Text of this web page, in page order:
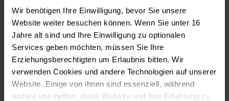
Wir benötigen Ihre Einwilligung, bevor Sie unsere
Website weiter besuchen können. Wenn Sie unter 16
Jahre alt sind und Ihre Einwilligung zu optionalen
Services geben möchten, müssen Sie Ihre
Erziehungsberechtigten um Erlaubnis bitten. Wir
verwenden Cookies und andere Technologien auf unserer
Website. Einige von ihnen sind essenziell, während
andere uns helfen, diese Website und Ihre Erfahrung zu
Dieses Seminar stärkt Ihre Rolle als
KI-Manager: Sie treffen fundierte
Entscheidungen, argumentieren
souverän und sichern die
Innovationskraft Ihrer Organisation.